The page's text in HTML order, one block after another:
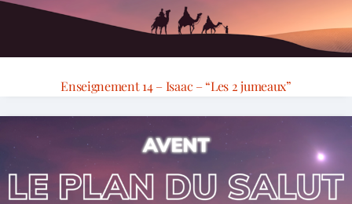
Enseignement 14 – Isaac – “Les 2 jumeaux”